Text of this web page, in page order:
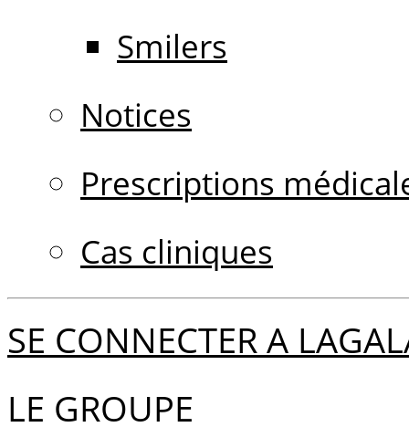
Smilers
Notices
Prescriptions
Cas cliniques
SE CONNECTER A
LE GROUPE